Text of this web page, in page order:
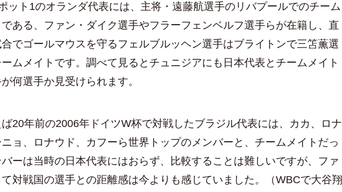
ット1のオランダ代表には、主将・遠藤航選手のリバプールでのチーム
である、ファン・ダイク選手やフラーフェンベルフ選手らが在籍し、直
でゴールマウスを守るフェルブルッヘン選手はブライトンで三笘薫選
ムメイトです。調べて見るとチュニジアにも日本代表とチームメイト
何選手か見受けられます。
20年前の2006年ドイツW杯で対戦したブラジル代表には、カカ、ロナ
ニョ、ロナウド、カフーら世界トップのメンバーと、チームメイトだっ
ーは当時の日本代表にはおらず、比較することは難しいですが、ファ
て対戦国の選手との距離感は今よりも感じていました。（WBCで大谷翔